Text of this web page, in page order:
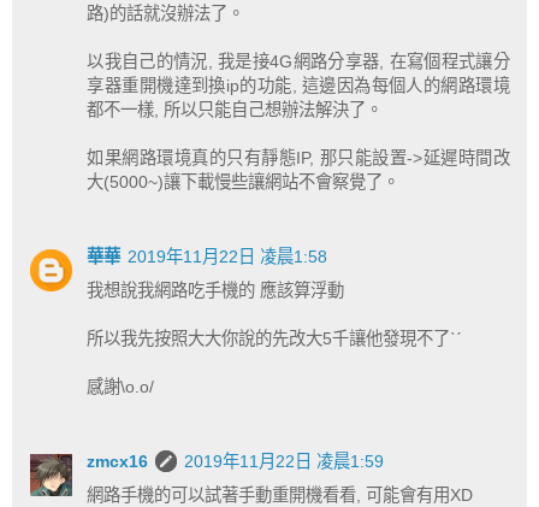
路)的話就沒辦法了。
以我自己的情況, 我是接4G網路分享器, 在寫個程式讓分
享器重開機達到換ip的功能, 這邊因為每個人的網路環境
都不一樣, 所以只能自己想辦法解決了。
如果網路環境真的只有靜態IP, 那只能設置->延遲時間改
大(5000~)讓下載慢些讓網站不會察覺了。
華華 2019年11月22日 凌晨1:58
我想說我網路吃手機的 應該算浮動
所以我先按照大大你說的先改大5千讓他發現不了ˋˊ
感謝\o.o/
zmcx16
2019年11月22日 凌晨1:59
網路手機的可以試著手動重開機看看, 可能會有用XD